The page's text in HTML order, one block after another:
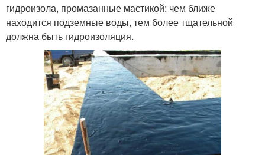
гидроизола, промазанные мастикой: чем ближе
находится подземные воды, тем более тщательной
должна быть гидроизоляция.